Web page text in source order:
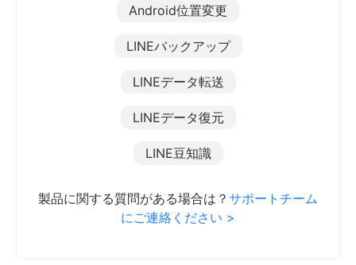
Android位置変更
LINEバックアップ
LINEデータ転送
LINEデータ復元
LINE豆知識
製品に関する質問がある場合は？ サポートチーム
にご連絡ください >